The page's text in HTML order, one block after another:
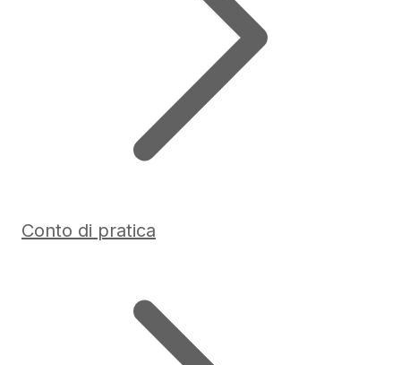
Conto di pratica